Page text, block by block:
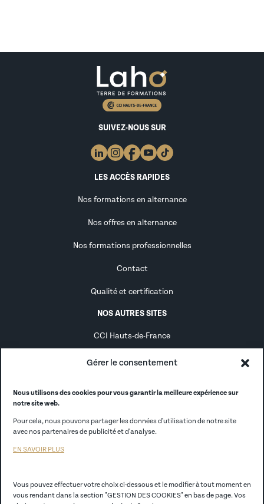
Gérer le consentement
Nous utilisons des cookies pour vous garantir la meilleure expérience sur
notre site web.
Pour cela, nous pouvons partager les données d'utilisation de notre site
avec nos partenaires de publicité et d'analyse.
EN SAVOIR PLUS
Vous pouvez effectuer votre choix ci-dessous et le modifier à tout moment en
vous rendant dans la section "GESTION DES COOKIES" en bas de page. Vos
SUIVEZ-NOUS SUR
LES ACCÈS RAPIDES
Nos formations en alternance
Nos offres en alternance
Nos formations professionnelles
Contact
Qualité et certification
NOS AUTRES SITES
CCI Hauts-de-France
Alternance
CCI Store
Politique de confidentialité